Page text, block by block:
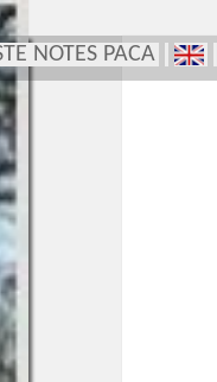
NOTES PACA